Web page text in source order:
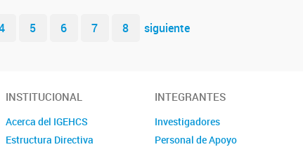
5 6 7 8 siguiente
INSTITUCIONAL
Acerca del IGEHCS
Estructura Directiva
INTEGRANTES
Investigadores
Personal de Apoyo